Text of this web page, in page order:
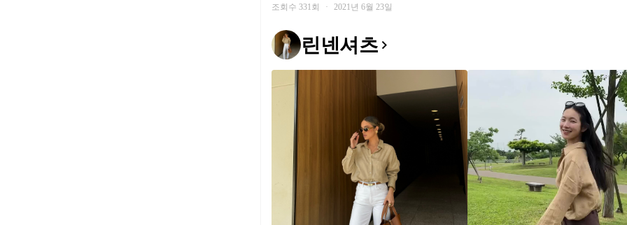
조회수 331회 · 2021년 6월 23일
린넨셔츠